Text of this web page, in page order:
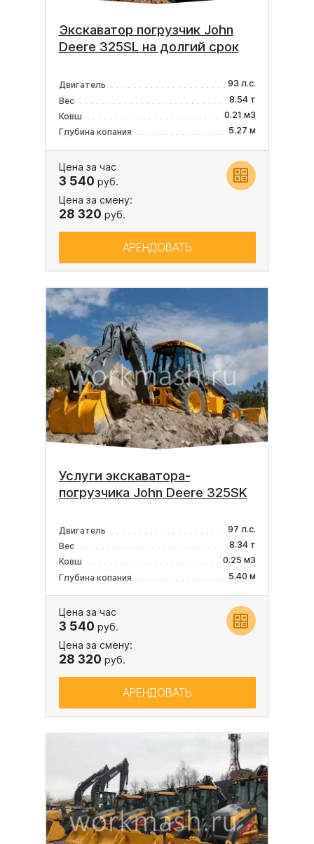
Экскаватор погрузчик John
Deere 325SL на долгий срок
Двигатель
93 л.с.
Вес
8.54 т
Ковш
0.21 м3
Глубина копания
5.27 м
Цена за час
3 540 руб.
Цена за смену:
28 320 руб.
АРЕНДОВАТЬ
Услуги экскаватора-
погрузчика John Deere 325SK
Двигатель
97 л.с.
Вес
8.34 т
Ковш
0.25 м3
Глубина копания
5.40 м
Цена за час
3 540 руб.
Цена за смену:
28 320 руб.
АРЕНДОВАТЬ